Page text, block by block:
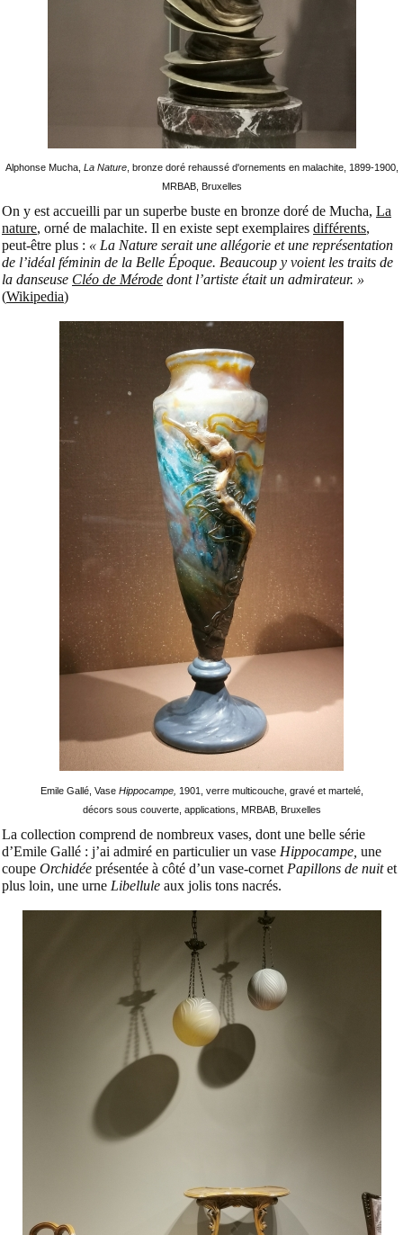
Alphonse Mucha, La Nature, bronze doré rehaussé d'ornements en malachite, 1899-1900,
MRBAB, Bruxelles
On y est accueilli par un superbe buste en bronze doré de Mucha, La
nature, orné de malachite. Il en existe sept exemplaires différents,
peut-être plus : « La Nature serait une allégorie et une représentation
de l’idéal féminin de la Belle Époque. Beaucoup y voient les traits de
la danseuse Cléo de Mérode dont l’artiste était un admirateur. »
(Wikipedia)
Emile Gallé, Vase Hippocampe, 1901, verre multicouche, gravé et martelé,
décors sous couverte, applications, MRBAB, Bruxelles
La collection comprend de nombreux vases, dont une belle série
d’Emile Gallé : j’ai admiré en particulier un vase Hippocampe, une
coupe Orchidée présentée à côté d’un vase-cornet Papillons de nuitet
plus loin, une urne Libellule aux jolis tons nacrés.